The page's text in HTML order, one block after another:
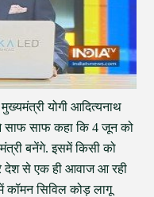
योगी आदित्यनाथ
साफ साफ कहा कि 4 जून को
बनेंगे. इसमें किसी को
देश से एक ही आवाज आ रही
कॉमन सिविल कोड़ लागू